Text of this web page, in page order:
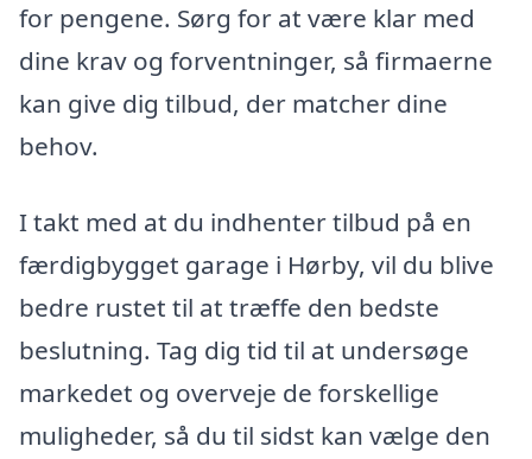
for pengene. Sørg for at være klar med
dine krav og forventninger, så firmaerne
kan give dig tilbud, der matcher dine
behov.
I takt med at du indhenter tilbud på en
færdigbygget garage i Hørby, vil du blive
bedre rustet til at træffe den bedste
beslutning. Tag dig tid til at undersøge
markedet og overveje de forskellige
muligheder, så du til sidst kan vælge den